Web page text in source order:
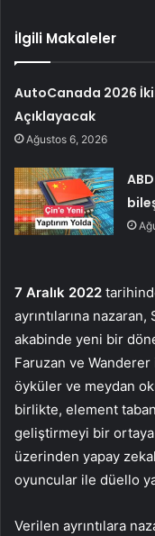
İlgili Makaleler
AutoCanada 2026
Açıklayacak
Ağustos 6, 2026
7 Aralık 2022
ayrıntılarına
akabinde yeni bir
Faruzan ve
öyküler ve meydan
birlikte, element
geliştirmeyi bir
üzerinden yapay
oyuncular ile düello
Verilen ayrıntılara